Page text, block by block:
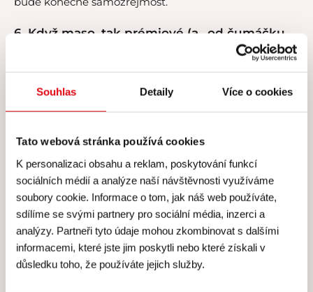
Souhlas Detaily Více o cookies
Tato webová stránka používá cookies
K personalizaci obsahu a reklam, poskytování funkcí
sociálních médií a analýze naší návštěvnosti využíváme
soubory cookie. Informace o tom, jak náš web používáte,
sdílíme se svými partnery pro sociální média, inzerci a
analýzy. Partneři tyto údaje mohou zkombinovat s dalšími
informacemi, které jste jim poskytli nebo které získali v
důsledku toho, že používáte jejich služby.
6. Když maso, tak prémiové (a „od čumáčku
Masoustupuje v kvantitě a tlačí na kvalitu. Poptávka
sílí po těch opravdu výběrových druzích masa, jako je
wagyu, iberská vepřová pluma nebo stařené hovězí.
drůbež z domácích chovů.
Náš tip:Vyberte si kurzSvíčková od špičky
k palcia naučte se s Martinem Staňkem vytěžit
oblíbený kousek hovězího masa zatím
netušenými způsoby! Nebo to vidíte spíš na kurz
Pořádné maso!s Josefem Křížkem?